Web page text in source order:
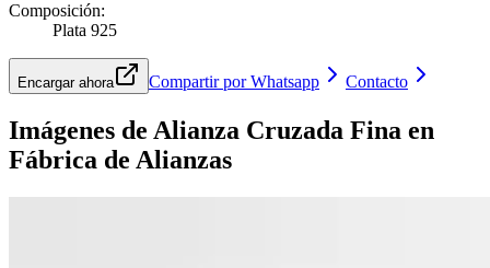
Composición:
Plata 925
Encargar ahora Compartir por Whatsapp Contacto
Imágenes de Alianza Cruzada Fina en
Fábrica de Alianzas